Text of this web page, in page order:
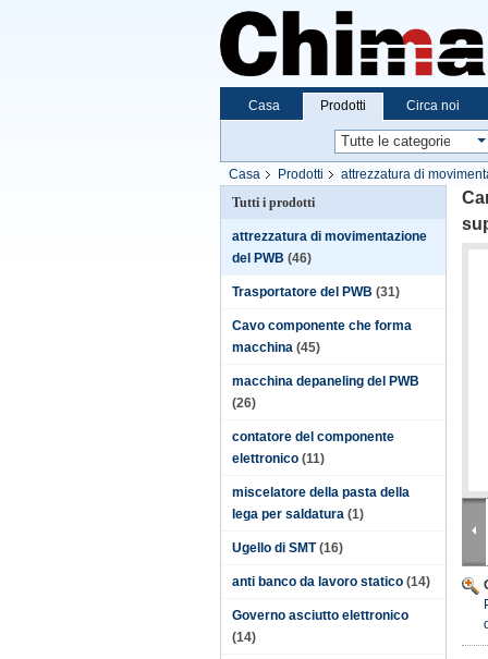
Casa Prodotti Circa noi
Casa Prodotti attrezzatura di
sicurezza
Tutti i prodotti
attrezzatura di movimentazione
del PWB (46)
Trasportatore del PWB (31)
Cavo componente che forma
macchina (45)
macchina depaneling del PWB
(26)
contatore del componente
elettronico (11)
miscelatore della pasta della
lega per saldatura (1)
Ugello di SMT (16)
anti banco da lavoro statico (14)
Governo asciutto elettronico
(14)